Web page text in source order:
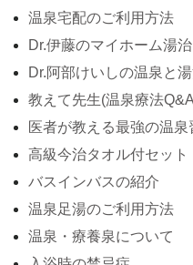
温泉宅配のご利用方法
Dr.伊藤のマイホーム湯治
Dr.阿部けいしの温泉と
教えて先生(温泉療法
医者が教える最強の温泉
高級今治タオル付セット
バスインバスの紹介
温泉足湯のご利用方法
温泉・療養泉について